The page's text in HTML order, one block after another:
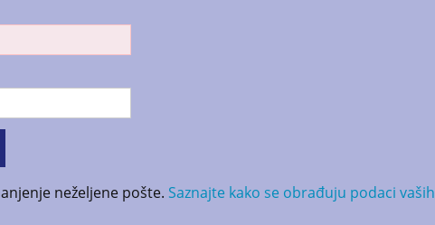
neželjene pošte. Saznajte kako se obrađuju podaci vaših